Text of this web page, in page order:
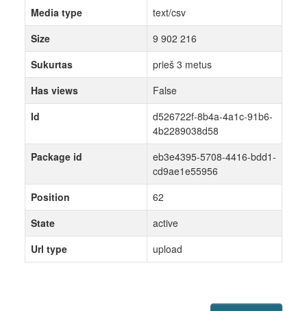
Media type
text/csv
Size
9 902 216
Sukurtas
prieš 3 metus
Has views
False
Id
d526722f-8b4a-4a1c-91b6-
4b2289038d58
Package id
eb3e4395-5708-4416-bdd1-
cd9ae1e55956
Position
62
State
active
Url type
upload